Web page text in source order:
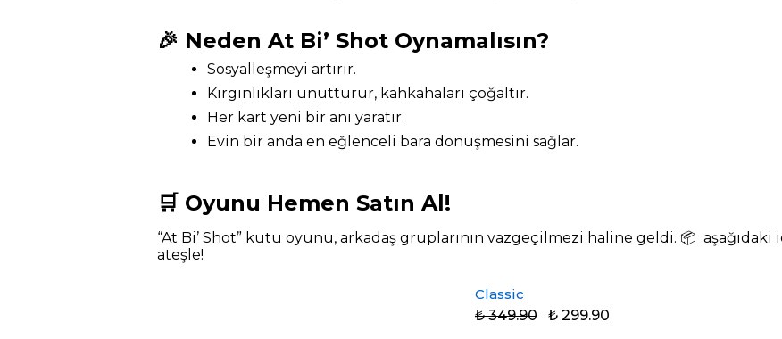
🎉 Neden At Bi’ Shot Oynamalısın?
Sosyalleşmeyi artırır.
Kırgınlıkları unutturur, kahkahaları çoğaltır.
Her kart yeni bir anı yaratır.
Evin bir anda en eğlenceli bara dönüşmesini sağlar.
🛒 Oyunu Hemen Satın Al!
“At Bi’ Shot” kutu oyunu, arkadaş gruplarının vazgeçilmezi haline geldi. 📦
ateşle!
Classic
₺ 349.90
₺ 299.90